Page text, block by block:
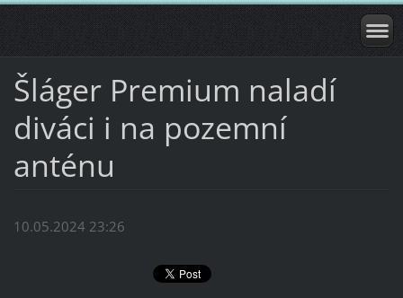
Šláger Premium naladí
diváci i na pozemní
anténu
10.05.2024 23:26